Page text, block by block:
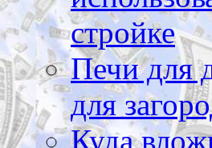
стройке
Печи для
для
Куда